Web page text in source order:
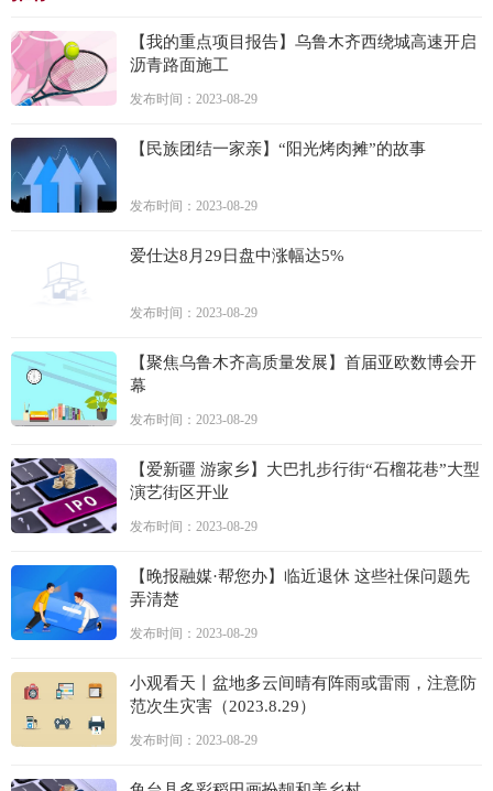
【我的重点项目报告】乌鲁木齐西绕城高速开启
沥青路面施工
发布时间：2023-08-29
【民族团结一家亲】“阳光烤肉摊”的故事
发布时间：2023-08-29
爱仕达8月29日盘中涨幅达5%
发布时间：2023-08-29
【聚焦乌鲁木齐高质量发展】首届亚欧数博会开
幕
发布时间：2023-08-29
【爱新疆 游家乡】大巴扎步行街“石榴花巷”大型
演艺街区开业
发布时间：2023-08-29
【晚报融媒·帮您办】临近退休 这些社保问题先
弄清楚
发布时间：2023-08-29
小观看天丨盆地多云间晴有阵雨或雷雨，注意防
范次生灾害（2023.8.29）
发布时间：2023-08-29